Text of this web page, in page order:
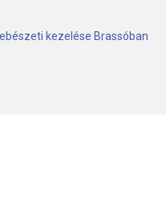
kezelése Brassóban